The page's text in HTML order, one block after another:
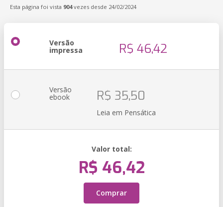
Esta página foi vista 904vezes desde 24/02/2024
Versão
impressa R$ 46,42
Versão
ebook R$ 35,50
Leia em Pensática
Valor total:
R$ 46,42
Comprar